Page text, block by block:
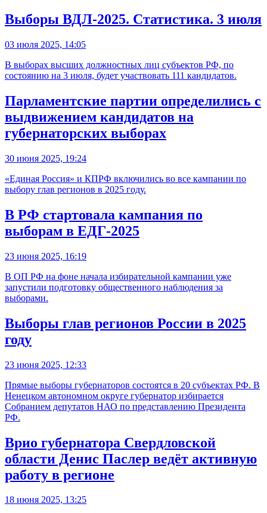
Выборы ВДЛ-2025. Статистика. 3 июля
03 июля 2025, 14:05
В выборах высших должностных лиц субъектов РФ, по
состоянию на 3 июля, будет участвовать 111 кандидатов.
Парламентские партии определились с
выдвижением кандидатов на
губернаторских выборах
30 июня 2025, 19:24
«Единая Россия» и КПРФ включились во все кампании по
выбору глав регионов в 2025 году.
В РФ стартовала кампания по
выборам в ЕДГ-2025
23 июня 2025, 16:19
В ОП РФ на фоне начала избирательной кампании уже
запустили подготовку общественного наблюдения за
выборами.
Выборы глав регионов России в 2025
году
23 июня 2025, 12:33
Прямые выборы губернаторов состоятся в 20 субъектах РФ. В
Ненецком автономном округе губернатор избирается
Собранием депутатов НАО по представлению Президента
РФ.
Врио губернатора Свердловской
области Денис Паслер ведёт активную
работу в регионе
18 июня 2025, 13:25